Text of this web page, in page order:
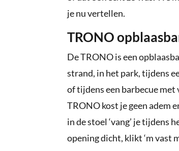
je nu vertellen.
TRONO
De TRONO is een
strand, in het park, tijdens
of tijdens een barbecue met
TRONO kost je geen adem
in de stoel ‘vang’ je tijdens
opening dicht, klikt ‘m vast